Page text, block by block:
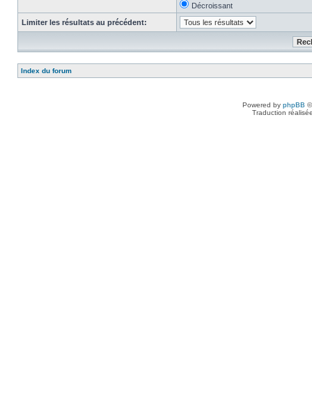
Décroissant
Limiter les résultats au précédent:
Index du forum
Powered by phpBB
Traduction